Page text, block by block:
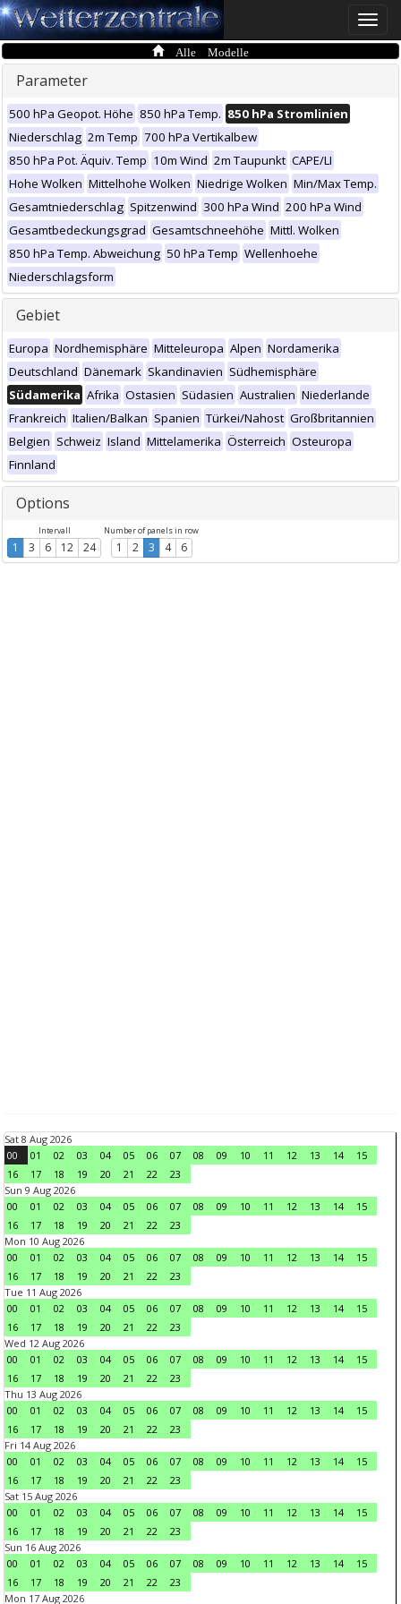
Toggle
Alle Modelle
Parameter
500 hPa Geopot. Höhe 850 hPa Temp. 850 hPa Stromlinien
Niederschlag 2m Temp 700 hPa Vertikalbew
850 hPa Pot. Äquiv. Temp 10m Wind 2m Taupunkt CAPE/LI
Hohe Wolken Mittelhohe Wolken Niedrige Wolken Min/Max Temp.
Gesamtniederschlag Spitzenwind 300 hPa Wind 200 hPa Wind
Gesamtbedeckungsgrad Gesamtschneehöhe Mittl. Wolken
850 hPa Temp. Abweichung 50 hPa Temp Wellenhoehe
Niederschlagsform
Gebiet
Europa Nordhemisphäre Mitteleuropa Alpen Nordamerika
Deutschland Dänemark Skandinavien Südhemisphäre
Südamerika Afrika Ostasien Südasien Australien Niederlande
Frankreich Italien/Balkan Spanien Türkei/Nahost Großbritannien
Belgien Schweiz Island Mittelamerika Österreich Osteuropa
Finnland
Options
Intervall
1 3 6 12 24
Number of panels in row
1 2 3 4 6
Sat 8 Aug 2026
00
01 02 03 04 05 06 07 08 09 10 11 12 13 14
15
16
17 18 19 20 21 22
23
Sun 9 Aug 2026
00
01 02 03 04 05 06 07 08 09 10 11 12 13 14
15
16
17 18 19 20 21 22
23
Mon 10 Aug 2026
00
01 02 03 04 05 06 07 08 09 10 11 12 13 14
15
16
17 18 19 20 21 22
23
Tue 11 Aug 2026
00
01 02 03 04 05 06 07 08 09 10 11 12 13 14
15
16
17 18 19 20 21 22
23
Wed 12 Aug 2026
00
01 02 03 04 05 06 07 08 09 10 11 12 13 14
15
16
17 18 19 20 21 22
23
Thu 13 Aug 2026
00
01 02 03 04 05 06 07 08 09 10 11 12 13 14
15
16
17 18 19 20 21 22
23
Fri 14 Aug 2026
00
01 02 03 04 05 06 07 08 09 10 11 12 13 14
15
16
17 18 19 20 21 22
23
Sat 15 Aug 2026
00
01 02 03 04 05 06 07 08 09 10 11 12 13 14
15
16
17 18 19 20 21 22
23
Sun 16 Aug 2026
00
01 02 03 04 05 06 07 08 09 10 11 12 13 14
15
16
17 18 19 20 21 22
23
Mon 17 Aug 2026